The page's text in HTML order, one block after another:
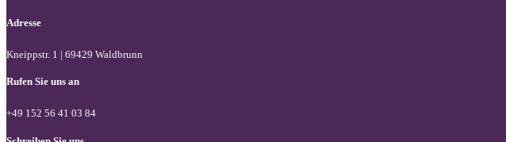
Adresse
Kneippstr. 1 | 69429 Waldbrunn
Rufen Sie uns an
+49 152 56 41 03 84